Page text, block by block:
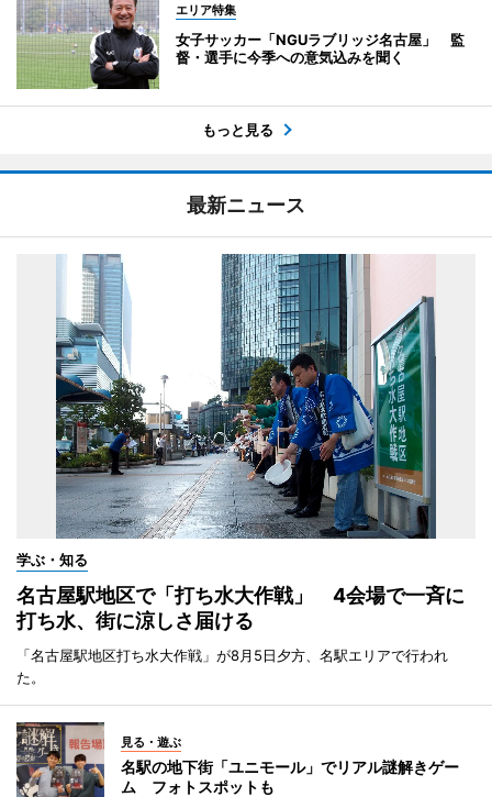
エリア特集
女子サッカー「NGUラブリッジ名古屋」 監
督・選手に今季への意気込みを聞く
もっと見る
最新ニュース
学ぶ・知る
名古屋駅地区で「打ち水大作戦」 4会場で一斉に
打ち水、街に涼しさ届ける
「名古屋駅地区打ち水大作戦」が8月5日夕方、名駅エリアで行われ
た。
見る・遊ぶ
名駅の地下街「ユニモール」でリアル謎解きゲー
ム フォトスポットも